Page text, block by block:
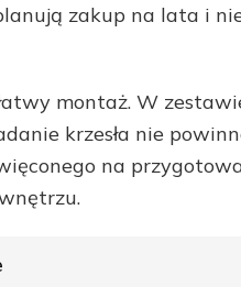
zakup na lata i
montaż. W
krzesła nie
na